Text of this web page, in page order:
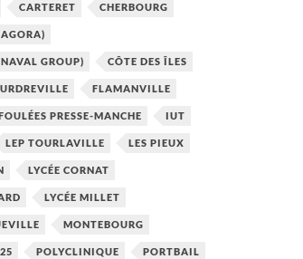
CARTERET CHERBOURG
GROUP) CÔTE DES ÎLES
FLAMANVILLE
PRESSE-MANCHE IUT
LEP TOURLAVILLE LES PIEUX
LYCÉE CORNAT
LYCÉE MILLET
MONTEBOURG
POLYCLINIQUE PORTBAIL